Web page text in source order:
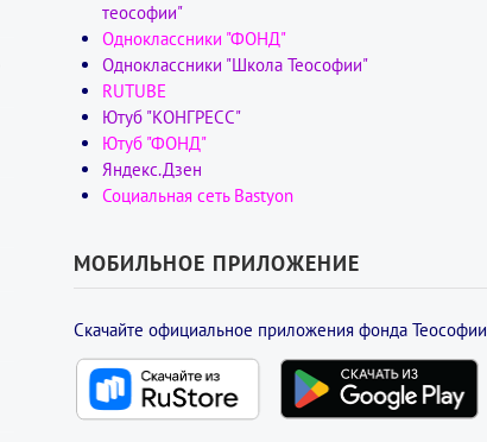
теософии"
Одноклассники "ФОНД"
Одноклассники "Школа Теософии"
RUTUBE
Ютуб "КОНГРЕСС"
Ютуб "ФОНД"
Яндекс.Дзен
Социальная сеть Bastyon
МОБИЛЬНОЕ ПРИЛОЖЕНИЕ
Скачайте официальное приложения фонда Теософии